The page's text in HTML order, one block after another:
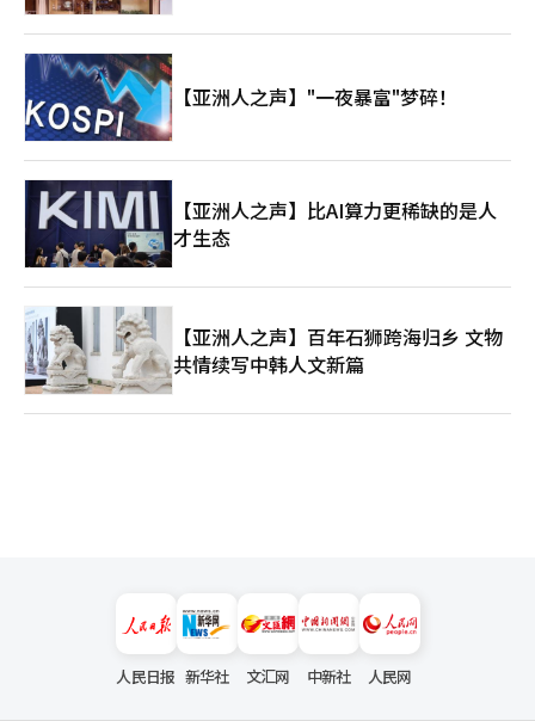
能请熟人陪同，帮忙确认合同是否存在潜在风险。正是那段经历，
让她意识到，语言与制度壁垒会让外国人在交易中处于信息弱
势。“如果当时有人能用中文完整解释合同内容，我会安心很
多。”她说。 目前，她的客户中约九成以上为中国籍。对不少语
言能力有限的租客而言，能用母语沟通本身就是一种安全感。朴善
化说表示：“只要一听到可以用中文交流，客户表情立刻就放松下
来。”除了签约本身，她还经常在合同履行期间协助沟通水电费和
维修问题，甚至在租客与房东发生分歧时充当协调者。 在她看
来，外籍租客面临的现实难题远不止语言障碍。合同期限、押金风
险、提前解约责任、房东对语言沟通的顾虑，都是常见问题。尤其
在全租房诈骗事件之后，部分老旧住宅难以办理保证保险，保证金
安全成为许多租客最担忧的环节。 她还提到，一些中国客户在选
房时会关注风水因素，例如忌讳门口正对卫生间、电线杆靠近住
宅、户型不规则等，这与韩国本地买家更重视交通、学区和景观条
件的习惯有所不同。不同文化背景带来的偏好差异，也让她在实际
带看过程中更加细致地解释。 对于首尔市“国际房地产中介事务
所”制度，朴善化认为最大的意义在于“信任背书”。虽然主动因
该称号前来咨询的客户并不多，但在沟通中提及获得首尔市指定资
格，往往能提升客户信任度。不过，她也坦言，该制度整体宣传仍
【亚洲人之声】"一夜暴富"梦碎！
【亚洲人之声】比AI算力更稀缺的是人
才生态
【亚洲人之声】百年石狮跨海归乡 文物
共情续写中韩人文新篇
人民日报 新华社 文汇网 中新社 人民网